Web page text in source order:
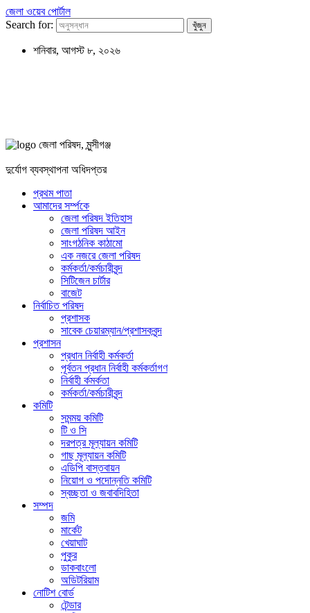
জেলা ওয়েব পোর্টাল
Search for:
শনিবার, আগস্ট ৮, ২০২৬
জেলা পরিষদ, মুন্সীগঞ্জ
দুর্যোগ ব্যবস্থাপনা অধিদপ্তর
প্রথম পাতা
আমাদের সর্ম্পকে
জেলা পরিষদ ইতিহাস
জেলা পরিষদ আইন
সাংগঠনিক কাঠামো
এক নজরে জেলা পরিষদ
কর্মকর্তা/কর্মচারীবৃন্দ
সিটিজেন চার্টার
বাজেট
নির্বাচিত পরিষদ
প্রশাসক
সাবেক চেয়ারম্যান/প্রশাসকবৃন্দ
প্রশাসন
প্রধান নির্বাহী কর্মকর্তা
পূর্বতন প্রধান নির্বাহী কর্মকর্তাগণ
নির্বাহী র্কমর্কতা
কর্মকর্তা/কর্মচারীবৃন্দ
কমিটি
সমন্ময় কমিটি
টি ও সি
দরপত্র মূল্যায়ন কমিটি
গাছ মূল্যায়ন কমিটি
এডিপি বাস্তবায়ন
নিয়োগ ও পদোন্নতি কমিটি
স্বচ্ছতা ও জবাবদিহিতা
সম্পদ
জমি
মার্কেট
খেয়াঘাট
পুকুর
ডাকবাংলো
অডিটরিয়াম
নোটিশ বোর্ড
টেন্ডার